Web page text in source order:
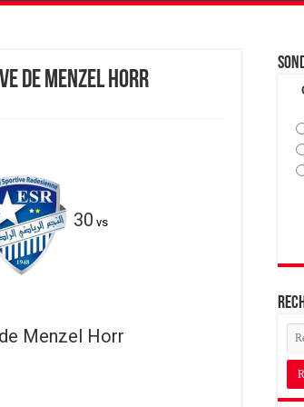
de Menzel Horr
30 vs
Menzel Horr